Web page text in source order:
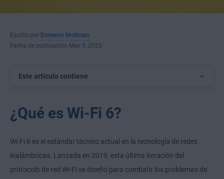
Escrito por Domenic Molinaro
Fecha de publicación May 5, 2023
Este artículo contiene
¿Qué es Wi-Fi 6?
Wi-Fi 6 es el estándar técnico actual en la tecnología de redes
inalámbricas. Lanzada en 2019, esta última iteración del
protocolo de red Wi-Fi se diseñó para combatir los problemas de